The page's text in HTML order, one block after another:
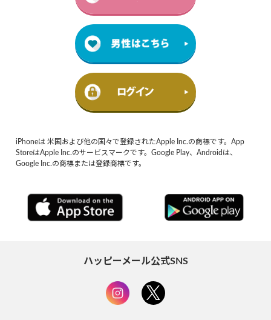
iPhoneは 米国および他の国々で登録されたApple Inc.の商標です。App
StoreはApple Inc.のサービスマークです。Google Play、Androidは、
Google Inc.の商標または登録商標です。
ハッピーメール公式SNS